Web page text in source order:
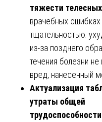
тяжести
врачебных
тщательностью:
из-за позднего
течения болезни
вред, нанесенный
Актуализация
утраты общей